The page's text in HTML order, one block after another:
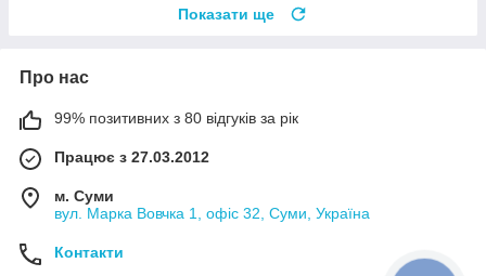
Показати ще
Про нас
99% позитивних з 80 відгуків за рік
Працює з 27.03.2012
м. Суми
вул. Марка Вовчка 1, офіс 32, Суми, Україна
Контакти